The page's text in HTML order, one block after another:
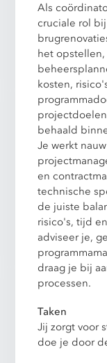
Als
cruciale rol
het
kosten,
behaald
Je werkt
en
technische
de juiste
risico's, tijd
adviseer je,
draag je bij
processen.
Taken
Jij zorgt voor
doe je door